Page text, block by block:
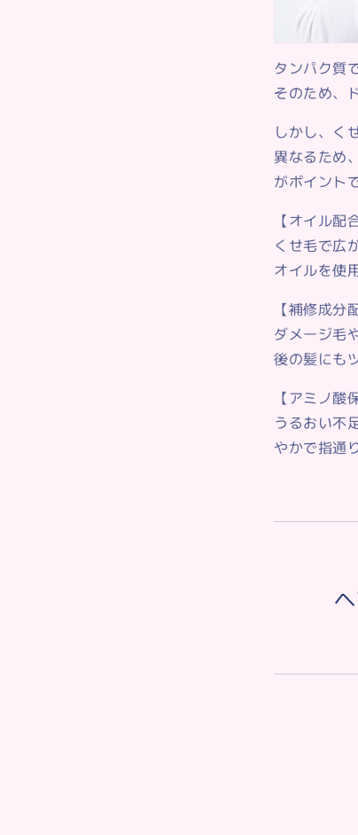
タンパク質
そのため、
しかし、く
異なるため
がポイント
【オイル配
くせ毛で広
オイルを使
【補修成分
ダメージ毛
後の髪にも
【アミノ酸
うるおい不
やかで指通